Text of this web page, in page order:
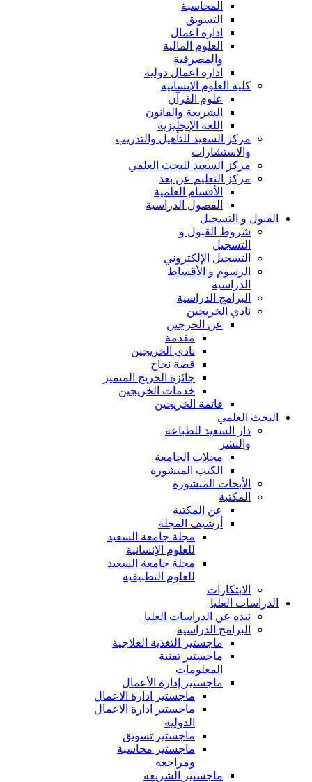
المحاسبة
التسويق
اداره اعمال
العلوم المالية
والمصرفية
اداره اعمال دولية
كلية العلوم الإنسانية
علوم القرآن
الشريعة والقانون
اللغة الإنجليزية
مركز السعيد للتأهيل والتدريب
والاستشارات
مركز السعيد للبحث العلمي
مركز التعليم عن بعد
الأقسام العلمية
الفصول الدراسية
القبول و التسجيل
شروط القبول و
التسجيل
التسجيل الإلكتروني
الرسوم و الأقساط
الدراسية
البرامج الدراسية
نادي الخريجين
عن الخرجين
مقدمة
نادي الخريجين
قصة نجاح
جائزة الخريج المتميز
خدمات الخريجين
قائمة الخريجين
البحث العلمي
دار السعيد للطباعة
والنشر
مجلات الجامعة
الكتب المنشورة
الأبحاث المنشورة
المكتبة
عن المكتبة
أرشيف المجلة
مجلة جامعة السعيد
للعلوم الإنسانية
مجلة جامعة السعيد
للعلوم التطبيقية
الابتكارات
الدراسات العليا
نبذه عن الدراسات العليا
البرامج الدراسية
ماجستير التغذية العلاجية
ماجستير تقنية
المعلومات
ماجستير إدارة الأعمال
ماجستير ادارة الاعمال
ماجستير ادارة الاعمال
الدولية
ماجستير تسويق
ماجستير محاسبة
ومراجعه
ماجستير الشريعة